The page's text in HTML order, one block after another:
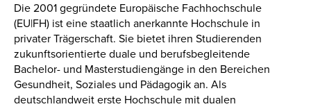
Die 2001 gegründete Europäische Fachhochschule
(EU|FH) ist eine staatlich anerkannte Hochschule in
privater Trägerschaft. Sie bietet ihren Studierenden
zukunftsorientierte duale und berufsbegleitende
Bachelor- und Masterstudiengänge in den Bereichen
Gesundheit, Soziales und Pädagogik an. Als
deutschlandweit erste Hochschule mit dualen